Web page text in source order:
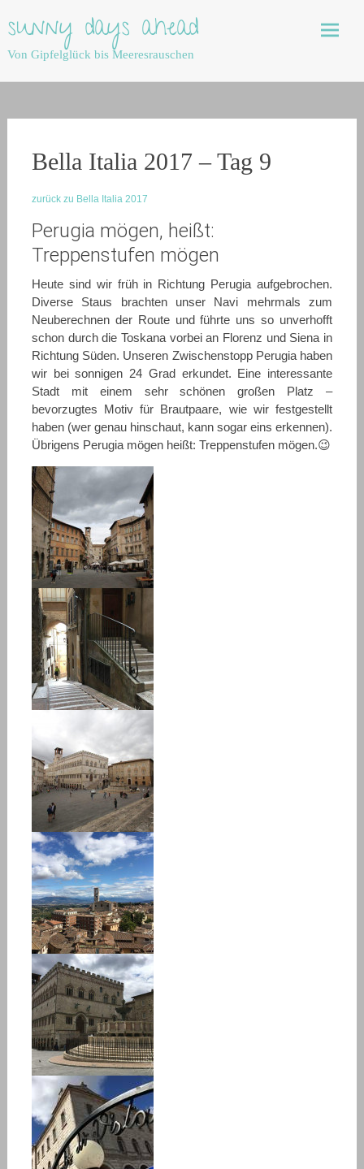
to
content
sunny days ahead
Von Gipfelglück bis Meeresrauschen
Bella Italia 2017 – Tag 9
zurück zu Bella Italia 2017
Perugia mögen, heißt:
Treppenstufen mögen
Heute sind wir früh in Richtung Perugia aufgebrochen.
Diverse Staus brachten unser Navi mehrmals zum
Neuberechnen der Route und führte uns so unverhofft
schon durch die Toskana vorbei an Florenz und Siena in
Richtung Süden. Unseren Zwischenstopp Perugia haben
wir bei sonnigen 24 Grad erkundet. Eine interessante
Stadt mit einem sehr schönen großen Platz –
bevorzugtes Motiv für Brautpaare, wie wir festgestellt
haben (wer genau hinschaut, kann sogar eins erkennen).
Übrigens Perugia mögen heißt: Treppenstufen mögen.😉